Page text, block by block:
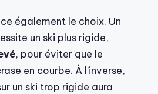
également le choix. Un
un ski plus rigide,
, pour éviter que le
en courbe. À l’inverse,
un ski trop rigide aura